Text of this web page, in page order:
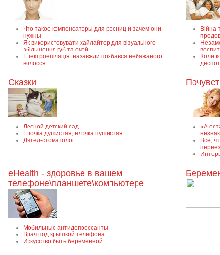
Что такое компенсаторы для ресниц и зачем они
нужны
Як використовувати хайлайтер для візуального
збільшення губ та очей
Електроепіляція: назавжди позбався небажаного
волосся
Війна
Коли
Сказки
Лесной детский сад
Ёлочка душистая, ёлочка пушистая…
Дятел-стоматолог
«А
Все,
eHealth - здоровье в вашем
телефоне\планшете\компьютере
Мобильные антидепрессанты
Врач под крышкой телефона
Искусство быть беременной